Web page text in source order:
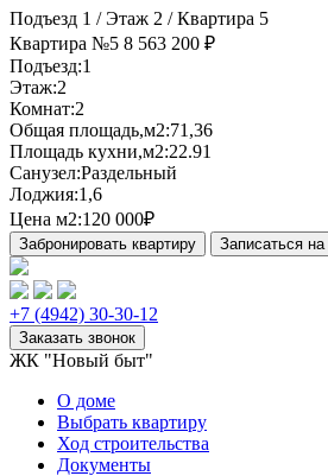
Подъезд 1 /Этаж 2 /Квартира 5
Квартира №5 8 563 200 ₽
Подъезд:1
Этаж:2
Комнат:2
Общая площадь,м2:71,36
Площадь кухни,м2:22.91
Санузел:Раздельный
Лоджия:1,6
Цена м2:120 000₽
+7 (4942) 30-30-12
ЖК "Новый быт"
О доме
Выбрать квартиру
Ход строительства
Документы